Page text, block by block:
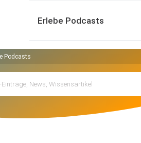
Erlebe Podcasts
Podcasts